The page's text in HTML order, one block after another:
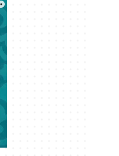
владелец не
за сгоревшую
шестилетний
сбежал из
и потерялся